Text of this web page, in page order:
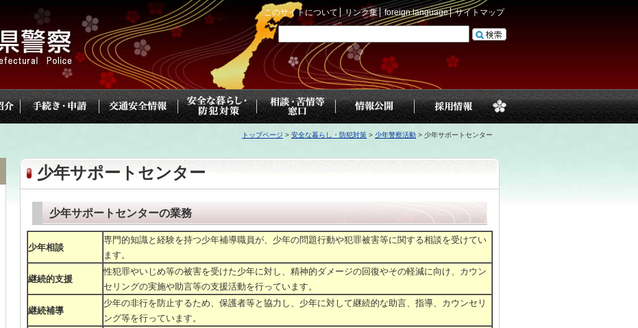
このサイトについて リンク集 foreign language サイトマップ
トップページ > 安全な暮らし・防犯対策 > 少年警察活動 > 少年サポートセンター
少年サポートセンター
少年サポートセンターの業務
少年相談
専門的知識と経験を持つ少年補導職員が、少年の問題行動や犯罪被害等に関する相談を受けてい
ます。
継続的支援
性犯罪やいじめ等の被害を受けた少年に対し、精神的ダメージの回復やその軽減に向け、カウン
セリングの実施や助言等の支援活動を行っています。
継続補導
少年の非行を防止するため、保護者等と協力し、少年に対して継続的な助言、指導、カウンセリ
ング等を行っています。